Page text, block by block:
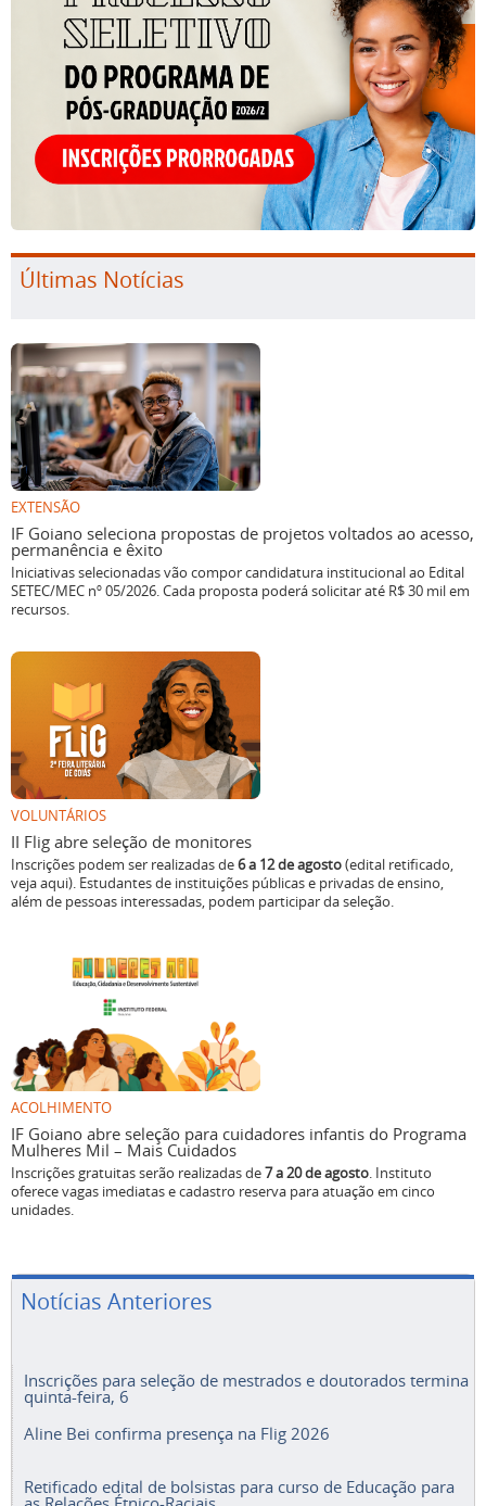
Últimas Notícias
EXTENSÃO
IF Goiano seleciona propostas de projetos voltados ao acesso,
permanência e êxito
Iniciativas selecionadas vão compor candidatura institucional ao Edital
SETEC/MEC nº 05/2026. Cada proposta poderá solicitar até R$ 30 mil em
recursos.
VOLUNTÁRIOS
II Flig abre seleção de monitores
Inscrições podem ser realizadas de6 a 12 de agosto(edital retificado,
veja aqui). Estudantes de instituições públicas e privadas de ensino,
além de pessoas interessadas, podem participar da seleção.
ACOLHIMENTO
IF Goiano abre seleção para cuidadores infantis do Programa
Mulheres Mil – Mais Cuidados
Inscrições gratuitas serão realizadas de7 a 20 de agosto. Instituto
oferece vagas imediatas e cadastro reserva para atuação em cinco
unidades.
Notícias Anteriores
Inscrições para seleção de mestrados e doutorados termina
quinta-feira, 6
Aline Bei confirma presença na Flig 2026
Retificado edital de bolsistas para curso de Educação para